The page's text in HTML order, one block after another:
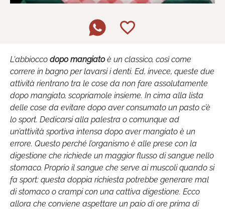
L'abbiocco dopo mangiatoè un classico, così come
correre in bagno per lavarsi i denti. Ed, invece, queste due
attività rientrano tra le cose da non fare assolutamente
dopo mangiato, scopriamole insieme. In cima alla lista
delle cose da evitare dopo aver consumato un pasto c’è
lo sport. Dedicarsi alla palestra o comunque ad
un’attività sportiva intensa dopo aver mangiato è un
errore. Questo perché l’organismo è alle prese con la
digestione che richiede un maggior flusso di sangue nello
stomaco. Proprio il sangue che serve ai muscoli quando si
fa sport: questa doppia richiesta potrebbe generare mal
di stomaco o crampi con una cattiva digestione. Ecco
allora che conviene aspettare un paio di ore prima di